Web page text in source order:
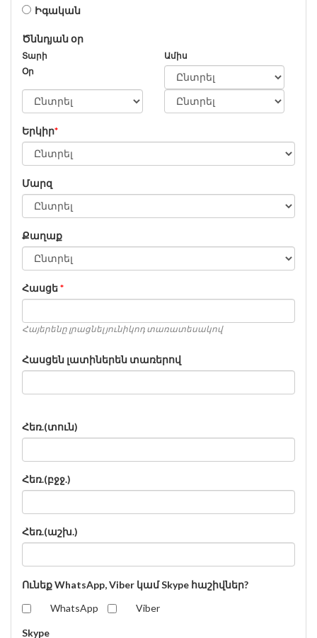
Իգական
Ծննդյան օր
Տարի
Ամիս
Օր
Երկիր*
Մարզ
Քաղաք
Հասցե*
Հայերենը լրացնել յունիկոդ տառատեսակով
Հասցեն լատիներեն տառերով
Հեռ.(տուն)
Հեռ.(բջջ.)
Հեռ.(աշխ.)
Ունեք WhatsApp, Viber կամ Skype հաշիվներ?
WhatsApp
Viber
Skype